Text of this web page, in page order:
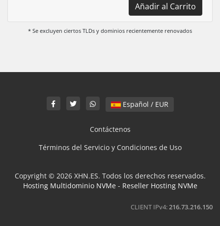
Añadir al Carrito
* Se excluyen ciertos TLDs y dominios recientemente renovados
Español / EUR
Contáctenos
Términos del Servicio y Condiciones de Uso
Copyright © 2026 XHN.ES. Todos los derechos reservados.
Hosting Multidominio NVMe- Reseller Hosting NVMe
CLIENT IPv4:216.73.216.150